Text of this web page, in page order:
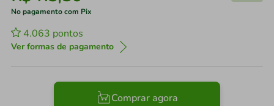
No pagamento com Pix
4.063 pontos
Ver formas de pagamento
Comprar agora